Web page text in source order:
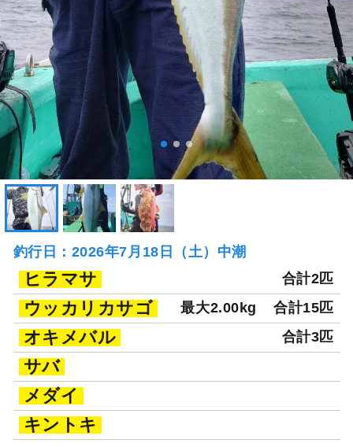
釣行日：2026年7月18日（土）中潮
ヒラマサ 合計2匹
ウッカリカサゴ 最大2.00kg 合計15匹
オキメバル 合計3匹
サバ
メダイ
キントキ